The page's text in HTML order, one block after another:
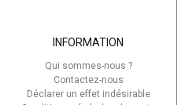
INFORMATION
Qui sommes-nous ?
Contactez-nous
Déclarer un effet indésirable